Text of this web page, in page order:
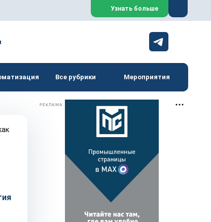
Узнать больше
Все рубрики Мероприятия
РЕКЛАМА